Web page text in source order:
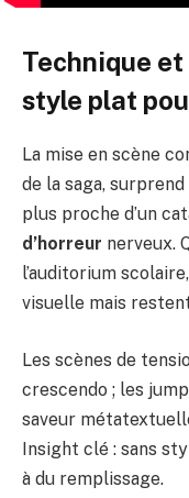
Technique et
style plat
La mise en scène
de la saga,
plus proche d’un
d’horreur nerveux.
l’auditorium
visuelle mais
Les scènes de
crescendo ; les
saveur
Insight clé : sans
à du remplissage.